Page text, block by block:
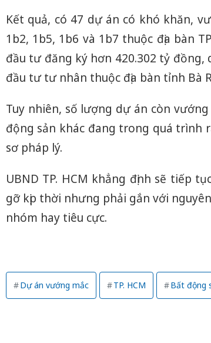
Kết quả, có 47 dự án có khó khăn,
1b2, 1b5, 1b6 và 1b7 thuộc địa bàn
đầu tư đăng ký hơn 420.302 tỷ đồng,
đầu tư tư nhân thuộc địa bàn tỉnh Bà
Tuy nhiên, số lượng dự án còn
động sản khác đang trong quá trình
sơ pháp lý.
UBND TP. HCM khẳng định sẽ tiếp
gỡ kịp thời nhưng phải gắn với
nhóm hay tiêu cực.
Dự án vướng mắc TP. HCM Bất động